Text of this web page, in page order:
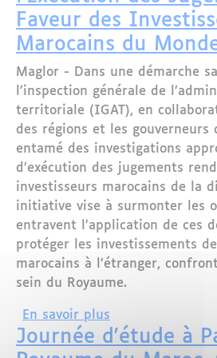
Faveur des
Marocains du
Maglor - Dans une démarche
l’inspection générale de
territoriale (IGAT), en
des régions et les gouverneurs
entamé des investigations
d’exécution des jugements
investisseurs marocains de la
initiative vise à surmonter les
entravent l’application de ces
protéger les investissements
marocains à l’étranger,
sein du Royaume.
En savoir plus
Journée d'étude à